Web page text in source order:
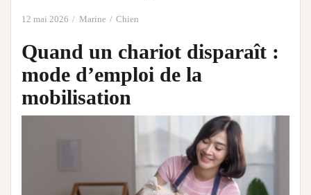
12 mai 2026 Marine Chien
Quand un chariot disparaît :
mode d’emploi de la
mobilisation